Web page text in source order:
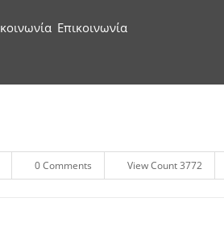
Επικοινωνία
0 Comments View Count 3772